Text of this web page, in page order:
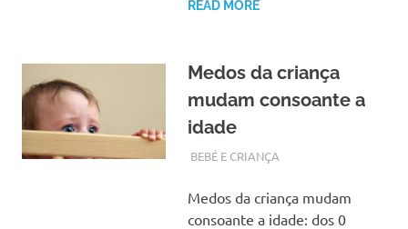
READ MORE
Medos da criança
mudam consoante a
idade
NOVEMBRO 29, 2017
ADMIN
BEBÉ E CRIANÇA
Medos da criança mudam
consoante a idade: dos 0